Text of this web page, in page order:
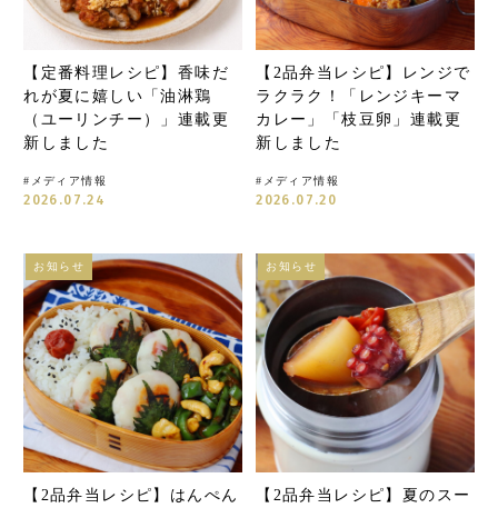
【定番料理レシピ】香味だ
れが夏に嬉しい「油淋鶏
（ユーリンチー）」連載更
新しました
# メディア情報
2026.07.24
【2品弁当レシピ】レンジで
ラクラク！「レンジキーマ
カレー」「枝豆卵」連載更
新しました
# メディア情報
2026.07.20
【2品弁当レシピ】はんぺん
お知らせ
【2品弁当レシピ】夏のスー
お知らせ